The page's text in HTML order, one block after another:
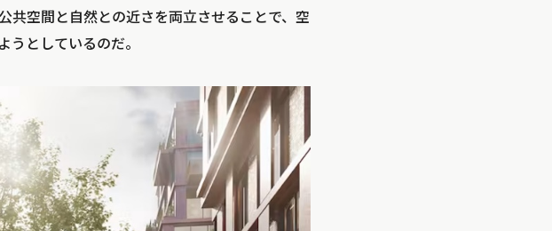
共空間と自然との近さを両立させることで、空
うとしているのだ。